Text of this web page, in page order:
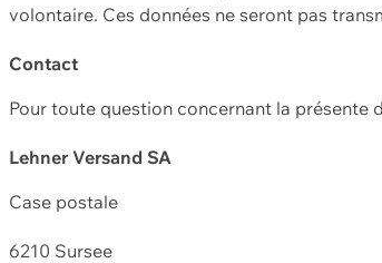
volontaire. Ces données ne seront pas
Contact
Pour toute question concernant la présente
Lehner Versand SA
Case postale
6210 Sursee